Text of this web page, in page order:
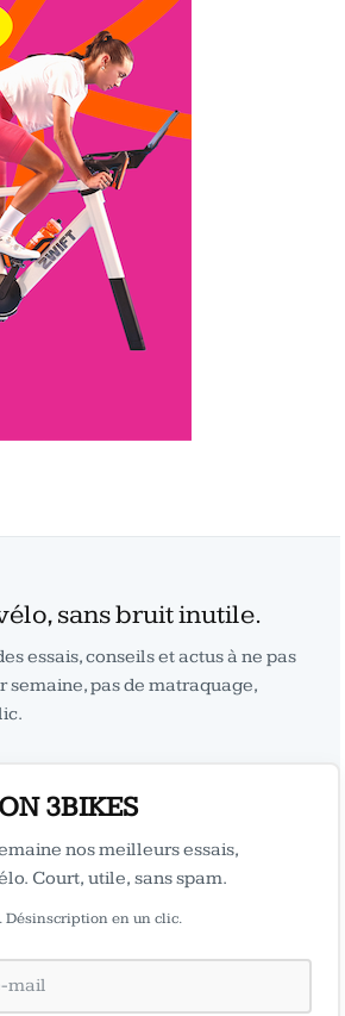
sans bruit inutile.
essais, conseils et actus à ne pas
semaine, pas de matraquage,
3BIKES
nos meilleurs essais,
Court, utile, sans spam.
Désinscription en un clic.